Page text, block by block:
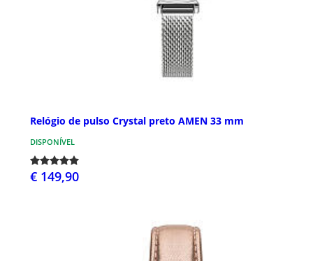
Relógio de pulso Crystal preto AMEN 33 mm
DISPONÍVEL
€ 149,90